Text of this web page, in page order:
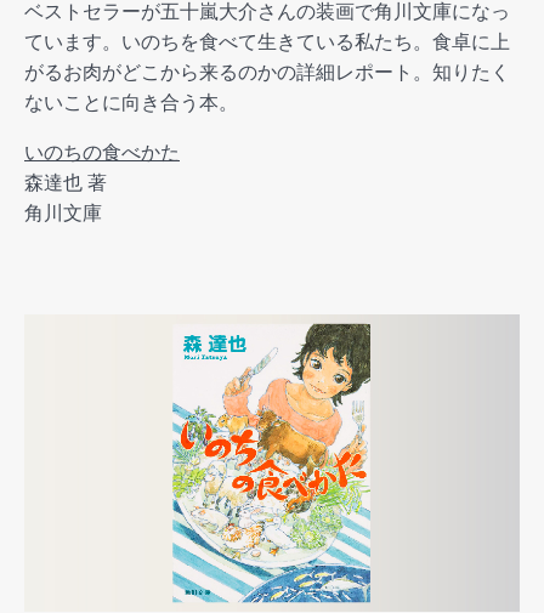
ベストセラーが五十嵐大介さんの装画で角川文庫になっ
ています。いのちを食べて生きている私たち。食卓に上
がるお肉がどこから来るのかの詳細レポート。知りたく
ないことに向き合う本。
いのちの食べかた
森達也 著
角川文庫